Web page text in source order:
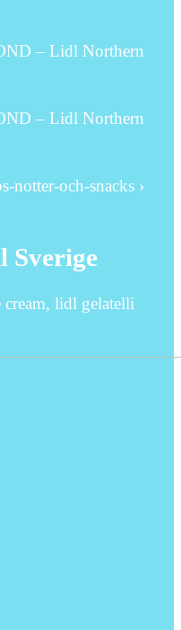
– Lidl Northern
– Lidl Northern
notter-och-snacks ›
Sverige
lidl gelatelli